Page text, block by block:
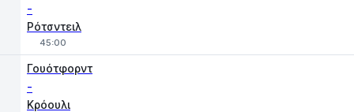
-
Ρότσντειλ
45:00
Γουότφορντ
-
Κρόουλι